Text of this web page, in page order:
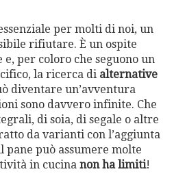
per molti di noi, un
rifiutare. È un ospite
per coloro che seguono un
la ricerca di alternative
diventare un’avventura
sono davvero infinite. Che
di soia, di segale o altre
da varianti con l’aggiunta
pane può assumere molte
in cucina non ha limiti!